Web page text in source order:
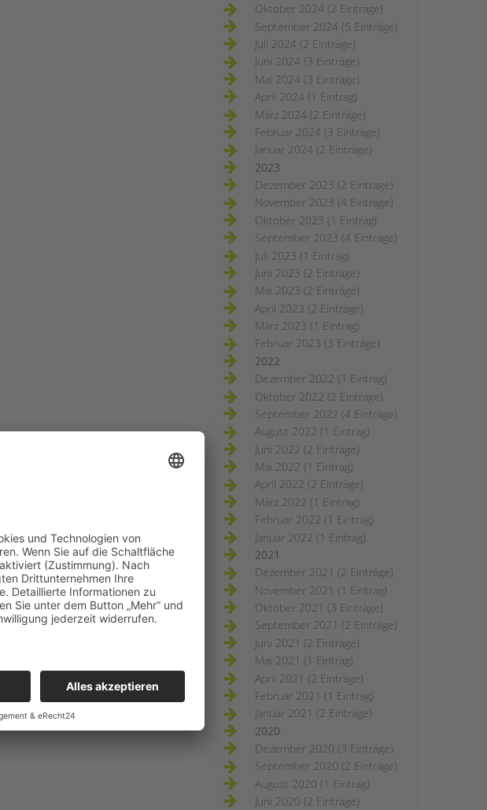
Oktober 2024 (2 Einträge)
September 2024 (5 Einträge)
Juli 2024 (2 Einträge)
Juni 2024 (3 Einträge)
Mai 2024 (3 Einträge)
April 2024 (1 Eintrag)
März 2024 (2 Einträge)
Februar 2024 (3 Einträge)
Januar 2024 (2 Einträge)
2023
Dezember 2023 (2 Einträge)
November 2023 (4 Einträge)
Oktober 2023 (1 Eintrag)
September 2023 (4 Einträge)
Juli 2023 (1 Eintrag)
Juni 2023 (2 Einträge)
Mai 2023 (2 Einträge)
April 2023 (2 Einträge)
März 2023 (1 Eintrag)
Februar 2023 (3 Einträge)
2022
Dezember 2022 (1 Eintrag)
Oktober 2022 (2 Einträge)
September 2022 (4 Einträge)
August 2022 (1 Eintrag)
Juni 2022 (2 Einträge)
Mai 2022 (1 Eintrag)
April 2022 (2 Einträge)
März 2022 (1 Eintrag)
Februar 2022 (1 Eintrag)
Januar 2022 (1 Eintrag)
2021
Dezember 2021 (2 Einträge)
November 2021 (1 Eintrag)
Oktober 2021 (3 Einträge)
September 2021 (2 Einträge)
Juni 2021 (2 Einträge)
Mai 2021 (1 Eintrag)
April 2021 (2 Einträge)
Februar 2021 (1 Eintrag)
Januar 2021 (2 Einträge)
2020
Dezember 2020 (3 Einträge)
September 2020 (2 Einträge)
August 2020 (1 Eintrag)
Juni 2020 (2 Einträge)